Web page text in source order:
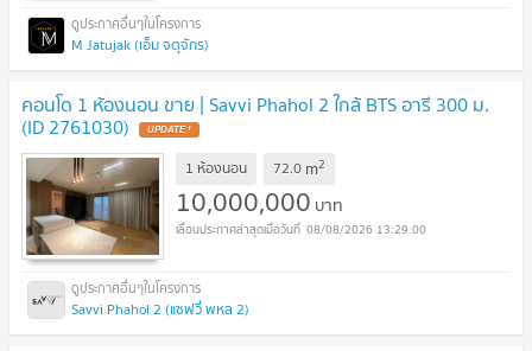
M Jatujak (เอ็ม จตุจักร)
คอนโด 1 ห้องนอน ขาย | Savvi Phahol 2 ใกล้ BTS อารี 300 ม.
(ID 2761030) UPDATE !
1 ห้องนอน 72.0 m2
10,000,000 บาท
08/08/2026 13:29:00
Savvi Phahol 2 (แซฟวี่ พหล 2)